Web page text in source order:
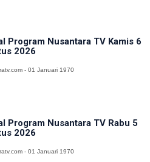
Program Nusantara TV Kamis 6
2026
- 01 Januari 1970
Program Nusantara TV Rabu 5
2026
- 01 Januari 1970